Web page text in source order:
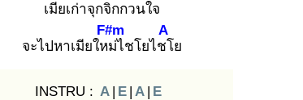
เมียเก่าจุกจิกกวนใจ
จะไปหาเมียใหม่
F#m
ไชโยไชโ
A
ย
INSTRU : A | E | A | E